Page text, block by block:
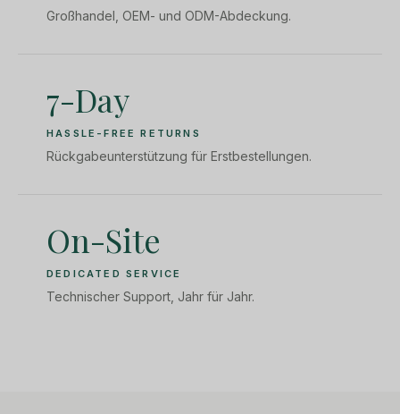
Großhandel, OEM- und ODM-Abdeckung.
7-Day
HASSLE-FREE RETURNS
Rückgabeunterstützung für Erstbestellungen.
On-Site
DEDICATED SERVICE
Technischer Support, Jahr für Jahr.